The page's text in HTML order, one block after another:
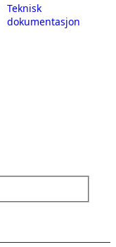
Teknisk
dokumentasjon